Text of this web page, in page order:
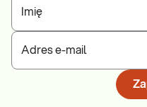
Imię
Adres e-mail